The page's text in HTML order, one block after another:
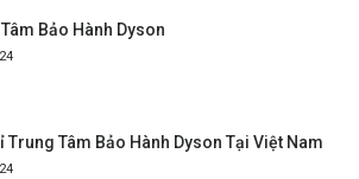
Bảo Hành Dyson
Trung Tâm Bảo Hành Dyson Tại Việt Nam